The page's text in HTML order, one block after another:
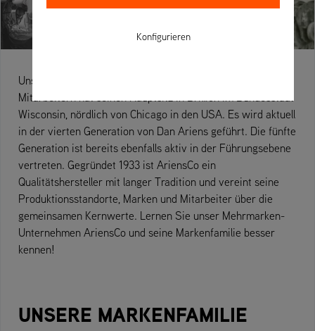
Unser Familienunternehmen
Mitarbeitern hat seinen Hauptsitz in Brillion im Bundesstaat
Wisconsin, nördlich von Chicago in den USA. Es wird aktuell
in der vierten Generation von Dan Ariens geführt. Die fünfte
Generation ist bereits ebenfalls aktiv in der Führungsebene
vertreten. Gegründet 1933 ist AriensCo ein
Qualitätshersteller mit langer Tradition und vereint seine
Produktionsstandorte, Marken und Mitarbeiter über die
gemeinsamen Kernwerte. Lernen Sie unser Mehrmarken-
Unternehmen AriensCo und seine Markenfamilie besser
kennen!
UNSERE MARKENFAMILIE
Konfigurieren